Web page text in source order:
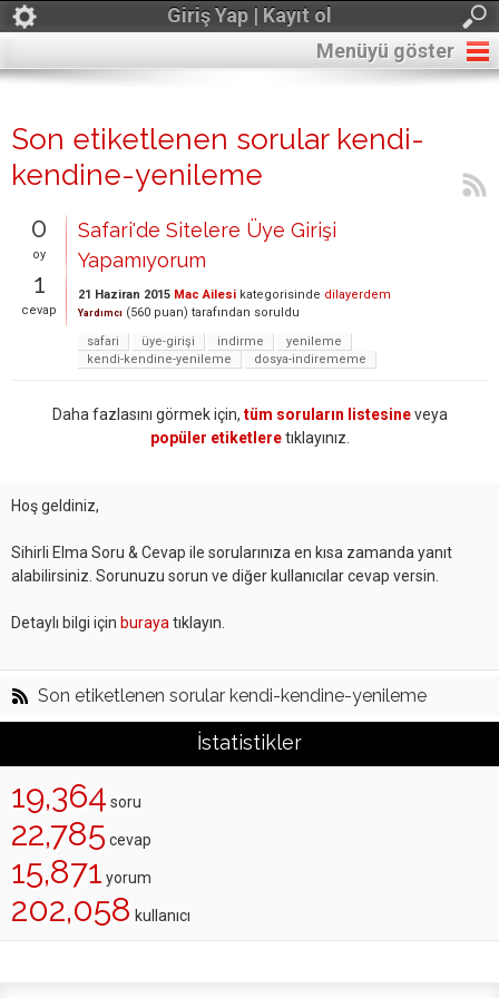
Giriş Yap | Kayıt ol
Menüyü göster
Son etiketlenen sorular kendi-
kendine-yenileme
0
oy
1
cevap
Safari'de Sitelere Üye Girişi
Yapamıyorum
21 Haziran 2015 Mac Ailesi kategorisinde dilayerdem
Yardımcı (560 puan) tarafından soruldu
safari
üye-girişi indirme
yenileme
kendi-kendine-yenileme
dosya-indirememe
Daha fazlasını görmek için, tüm soruların listesineveya
popüler etiketleretıklayınız.
Hoş geldiniz,
Sihirli Elma Soru & Cevap ile sorularınıza en kısa zamanda yanıt
alabilirsiniz. Sorunuzu sorun ve diğer kullanıcılar cevap versin.
Detaylı bilgi için buraya tıklayın.
Son etiketlenen sorular kendi-kendine-yenileme
İstatistikler
19,364 soru
22,785 cevap
15,871 yorum
202,058 kullanıcı